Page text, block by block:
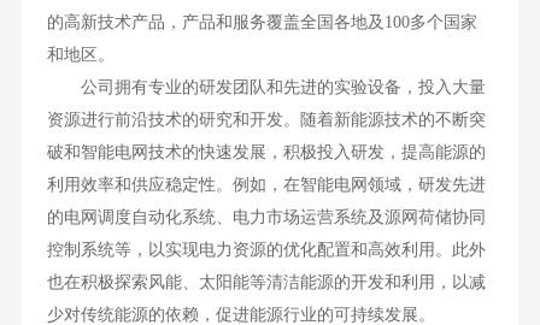
的高新技术产品，产品和服务覆盖全国各地及100多个国家
和地区。
公司拥有专业的研发团队和先进的实验设备，投入大量
资源进行前沿技术的研究和开发。随着新能源技术的不断突
破和智能电网技术的快速发展，积极投入研发，提高能源的
利用效率和供应稳定性。例如，在智能电网领域，研发先进
的电网调度自动化系统、电力市场运营系统及源网荷储协同
控制系统等，以实现电力资源的优化配置和高效利用。此外
也在积极探索风能、太阳能等清洁能源的开发和利用，以减
少对传统能源的依赖，促进能源行业的可持续发展。